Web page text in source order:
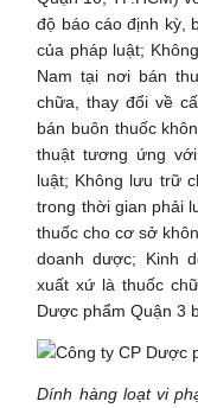
độ báo cáo định kỳ,
của pháp luật;
Nam tại nơi bán
chữa, thay đổi về
bán buôn thuốc
thuật tương ứng
luật; Không lưu trữ
trong thời gian phải
thuốc cho cơ sở
doanh dược; Kinh
xuất xứ là thuốc
Dược phẩm Quận 3
Dính hàng loạt vi